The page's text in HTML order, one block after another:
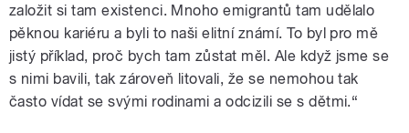
založit si tam existenci. Mnoho emigrantů tam udělalo
pěknou kariéru a byli to naši elitní známí. To byl pro mě
jistý příklad, proč bych tam zůstat měl. Ale když jsme se
s nimi bavili, tak zároveň litovali, že se nemohou tak
často vídat se svými rodinami a odcizili se s dětmi.“